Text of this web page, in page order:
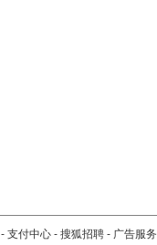
- 支付中心 - 搜狐招聘 - 广告服务